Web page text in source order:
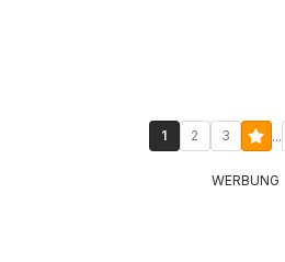
1 2 3 ...
WERBUNG